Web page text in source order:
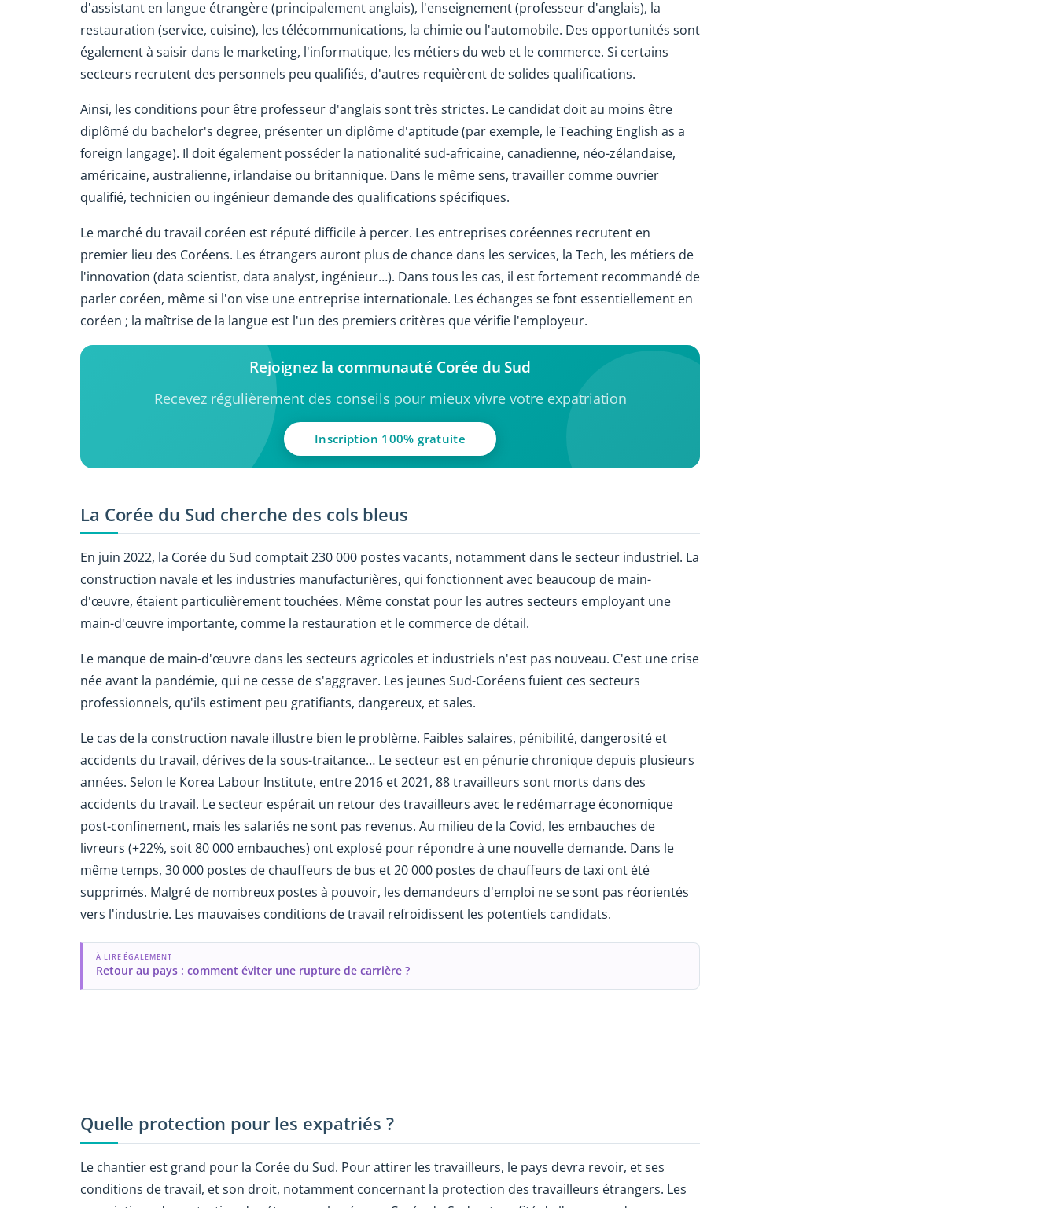
d'assistant en langue étrangère (principalement anglais), l'enseignement (professeur d'anglais), la
restauration (service, cuisine), les télécommunications, la chimie ou l'automobile. Des opportunités sont
également à saisir dans le marketing, l'informatique, les métiers du web et le commerce. Si certains
secteurs recrutent des personnels peu qualifiés, d'autres requièrent de solides qualifications.
Ainsi, les conditions pour être professeur d'anglais sont très strictes. Le candidat doit au moins être
diplômé du bachelor's degree, présenter un diplôme d'aptitude (par exemple, le Teaching English as a
foreign langage). Il doit également posséder la nationalité sud-africaine, canadienne, néo-zélandaise,
américaine, australienne, irlandaise ou britannique. Dans le même sens, travailler comme ouvrier
qualifié, technicien ou ingénieur demande des qualifications spécifiques.
Le marché du travail coréen est réputé difficile à percer. Les entreprises coréennes recrutent en
premier lieu des Coréens. Les étrangers auront plus de chance dans les services, la Tech, les métiers de
l'innovation (data scientist, data analyst, ingénieur…). Dans tous les cas, il est fortement recommandé de
parler coréen, même si l'on vise une entreprise internationale. Les échanges se font essentiellement en
coréen ; la maîtrise de la langue est l'un des premiers critères que vérifie l'employeur.
Rejoignez la communauté Corée du Sud
Recevez régulièrement des conseils pour mieux vivre votre expatriation
Inscription 100% gratuite
La Corée du Sud cherche des cols bleus
En juin 2022, la Corée du Sud comptait 230 000 postes vacants, notamment dans le secteur industriel. La
construction navale et les industries manufacturières, qui fonctionnent avec beaucoup de main-
d'œuvre, étaient particulièrement touchées. Même constat pour les autres secteurs employant une
main-d'œuvre importante, comme la restauration et le commerce de détail.
Le manque de main-d'œuvre dans les secteurs agricoles et industriels n'est pas nouveau. C'est une crise
née avant la pandémie, qui ne cesse de s'aggraver. Les jeunes Sud-Coréens fuient ces secteurs
professionnels, qu'ils estiment peu gratifiants, dangereux, et sales.
Le cas de la construction navale illustre bien le problème. Faibles salaires, pénibilité, dangerosité et
accidents du travail, dérives de la sous-traitance… Le secteur est en pénurie chronique depuis plusieurs
années. Selon le Korea Labour Institute, entre 2016 et 2021, 88 travailleurs sont morts dans des
accidents du travail. Le secteur espérait un retour des travailleurs avec le redémarrage économique
post-confinement, mais les salariés ne sont pas revenus. Au milieu de la Covid, les embauches de
livreurs (+22%, soit 80 000 embauches) ont explosé pour répondre à une nouvelle demande. Dans le
même temps, 30 000 postes de chauffeurs de bus et 20 000 postes de chauffeurs de taxi ont été
supprimés. Malgré de nombreux postes à pouvoir, les demandeurs d'emploi ne se sont pas réorientés
vers l'industrie. Les mauvaises conditions de travail refroidissent les potentiels candidats.
À LIRE ÉGALEMENT
Retour au pays : comment éviter une rupture de carrière ?
Quelle protection pour les expatriés ?
Le chantier est grand pour la Corée du Sud. Pour attirer les travailleurs, le pays devra revoir, et ses
conditions de travail, et son droit, notamment concernant la protection des travailleurs étrangers. Les